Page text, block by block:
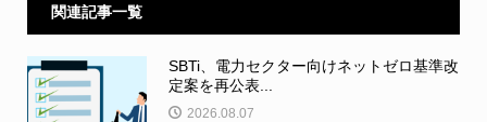
関連記事一覧
SBTi、電力セクター向けネットゼロ基準改
定案を再公表...
2026.08.07